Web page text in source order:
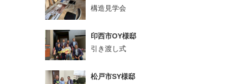
構造見学会
印西市OY様邸
引き渡し式
松戸市SY様邸